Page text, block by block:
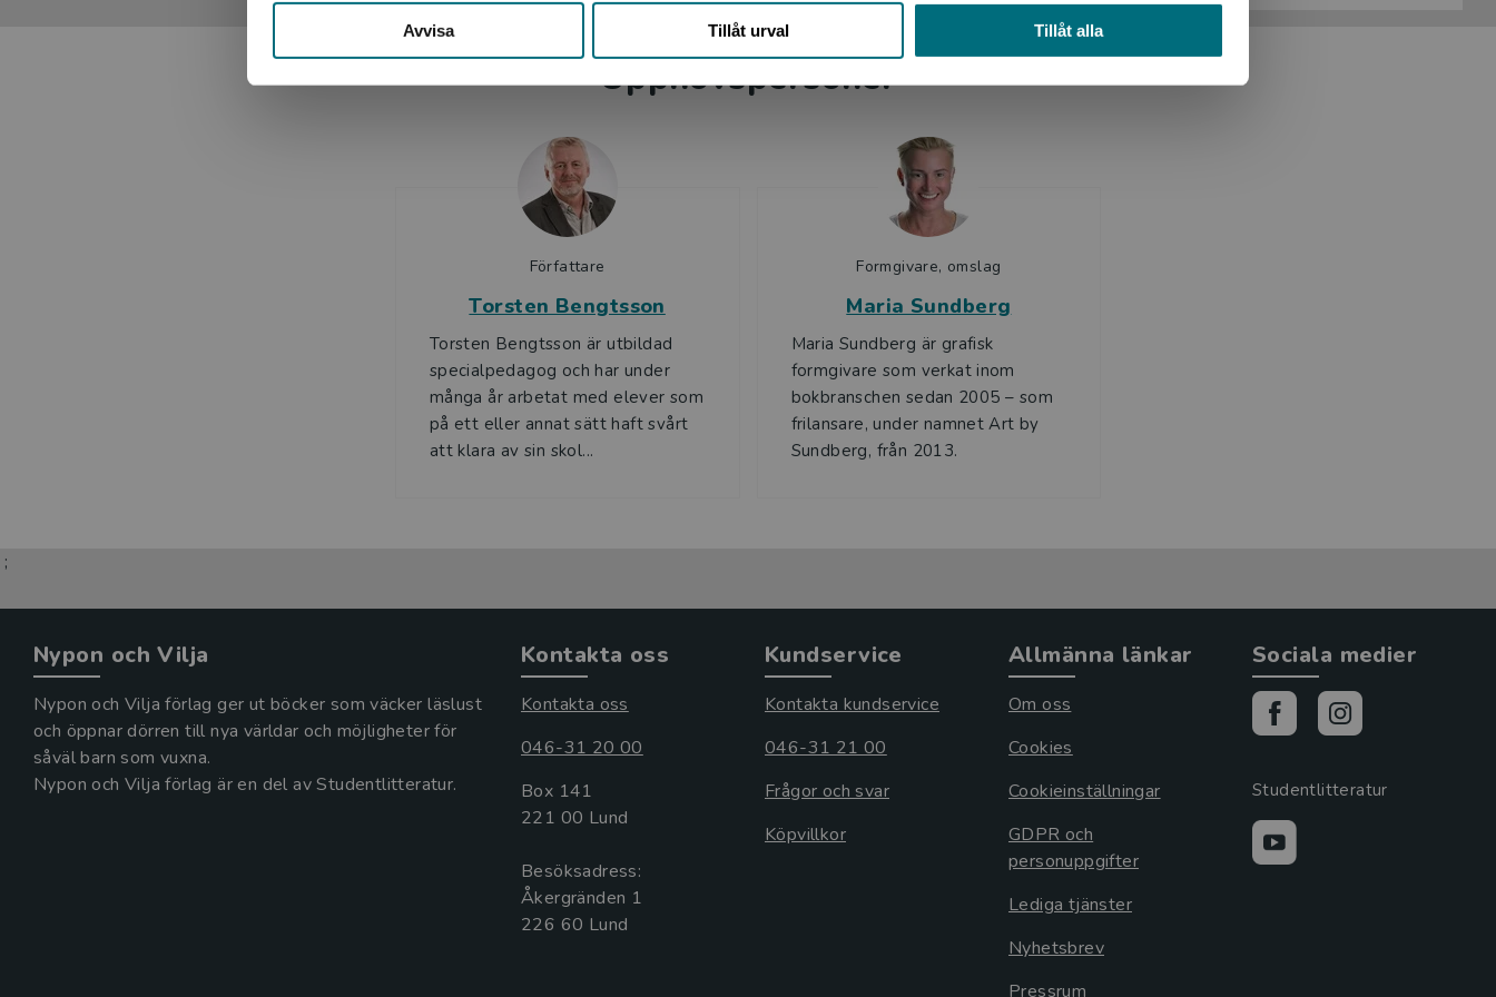
Avvisa Tillåt urval Tillåt alla
Upphovspersoner
Författare
Torsten Bengtsson
Torsten Bengtsson är utbildad
specialpedagog och har under
många år arbetat med elever som
på ett eller annat sätt haft svårt
att klara av sin skol...
Formgivare, omslag
Maria Sundberg
Maria Sundberg är grafisk
formgivare som verkat inom
bokbranschen sedan 2005 – som
frilansare, under namnet Art by
Sundberg, från 2013.
;
Nypon och Vilja
Nypon och Vilja förlag ger ut böcker som väcker läslust
och öppnar dörren till nya världar och möjligheter för
såväl barn som vuxna.
Nypon och Vilja förlag är en del av Studentlitteratur.
Kontakta oss
Kontakta oss
046-31 20 00
Box 141
221 00 Lund
Besöksadress:
Åkergränden 1
Kundservice
Kontakta kundservice
046-31 21 00
Frågor och svar
Köpvillkor
Allmänna länkar
Om oss
Cookies
Cookieinställningar
GDPR och
personuppgifter
Lediga tjänster
Nyhetsbrev
Pressrum
Sociala medier
Studentlitteratur